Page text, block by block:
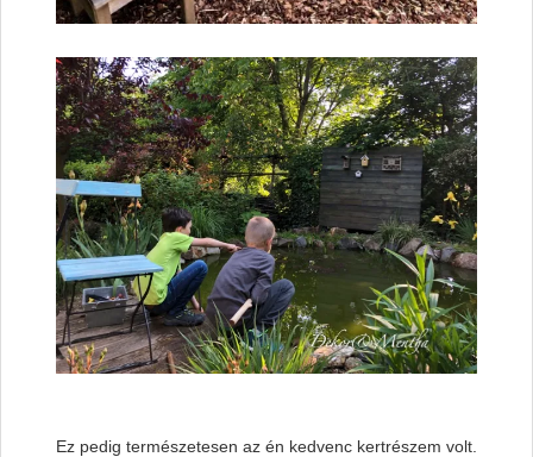
Ez pedig természetesen az én kedvenc kertrészem volt.